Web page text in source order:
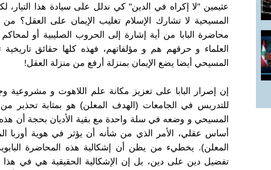
عثيمين "لا إكراه في الدين" كي ندلل على سيادة هذا
المسيحية لا تشارك الإسلام تغليب الإيمان على العقل؟
محاضرة البابا من أية إشارة إلى الحروب الصليبية أو لمحاكم
العلماء و حرقهم هم و مؤلفاتهم، فهذه كلها حقائق
المسيحي أيضا يضع الإيمان بمنزلة أرفع من منزلة العقل!
إن إصرار البابا على تعزيز مكانة علم اللاهوت و مشروعية
للتدريس في الجامعات (الهدف المعلن) هو بمثابة تحذير
المسيحي و وضعه في سلة واحدة مع بقية الأديان بحجة أن هذه
أساس عقلي، الأمر الذي من شأنه أن يؤثر في هوية أوربا
المعلن). يخطيء من يظن أن إشكالية هذه المحاضرة
تفضيل دين على دين، بل إن الإشكالية الحقيقية هي في هذا